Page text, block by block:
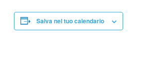
Salva nel tuo calendario